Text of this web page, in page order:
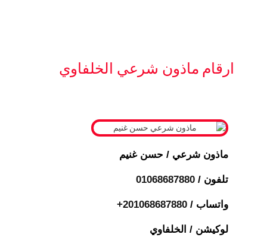
ارقام ماذون شرعي الخلفاوي
ماذون شرعي / حسن غنيم
تلفون / 01068687880
واتساب / ⁦ +201068687880
لوكيشن / الخلفاوي